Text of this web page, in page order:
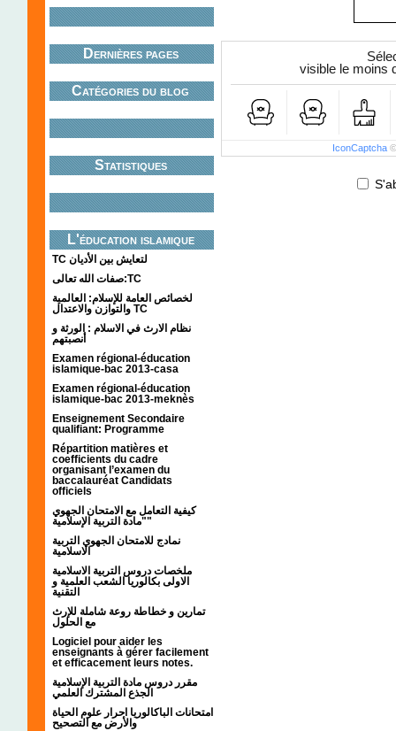
Dernières pages
Catégories du blog
Statistiques
L'éducation islamique
TC لتعايش بين الأديان
صفات الله تعالى:TC
لخصائص العامة للإسلام: العالمية
والتوازن والاعتدال TC
نظام الارث في الاسلام : الورثة و
أنصبتهم
Examen régional-éducation
islamique-bac 2013-casa
Examen régional-éducation
islamique-bac 2013-meknès
Enseignement Secondaire
qualifiant: Programme
Répartition matières et
coefficients du cadre
organisant l’examen du
baccalauréat Candidats
officiels
كيفية التعامل مع الامتحان الجهوي
"مادة التربية الإسلامية"
نمادج للامتحان الجهوي التربية
الاسلامية
ملخصات دروس التربية الاسلامية
الاولى بكالوريا الشعب العلمية و
التقنية
تمارين و خطاطة روعة شاملة للإرث
مع الحلول
Logiciel pour aider les
enseignants à gérer facilement
et efficacement leurs notes.
مقرر دروس مادة التربية الإسلامية
الجذع المشترك العلمي
امتحانات الباكالوريا احرار علوم الحياة
والأرض مع التصحيح
visible le moins
IconCaptcha ©